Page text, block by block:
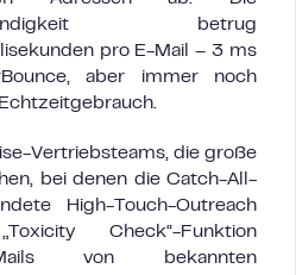
betrug
pro E-Mail – 3 ms
aber immer noch
Vertriebsteams, die große
bei denen die Catch-All-
High-Touch-Outreach
Check“-Funktion
von bekannten